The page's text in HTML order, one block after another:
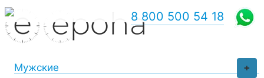
+
Мужские
8 800 500 54 18